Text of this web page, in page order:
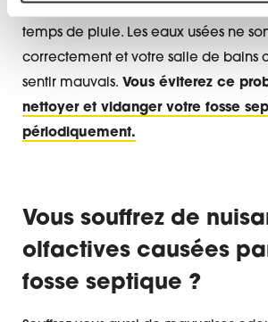
Il est également possible que la
temps de pluie. Les eaux usées ne
correctement et votre salle de bains
sentir mauvais. Vous éviterez ce
nettoyer et vidanger votre fosse
périodiquement.
Vous souffrez de
olfactives causées
fosse septique ?